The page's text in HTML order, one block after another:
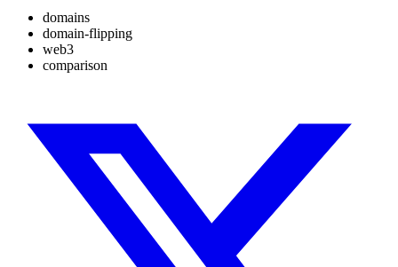
domains
domain-flipping
web3
comparison